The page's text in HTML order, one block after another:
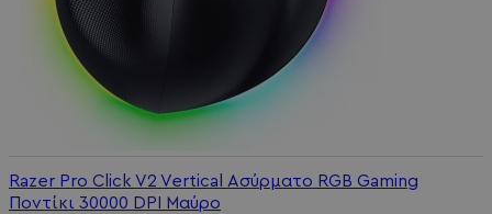
Razer Pro Click V2 Vertical Ασύρματο RGB Gaming
Ποντίκι 30000 DPI Μαύρο